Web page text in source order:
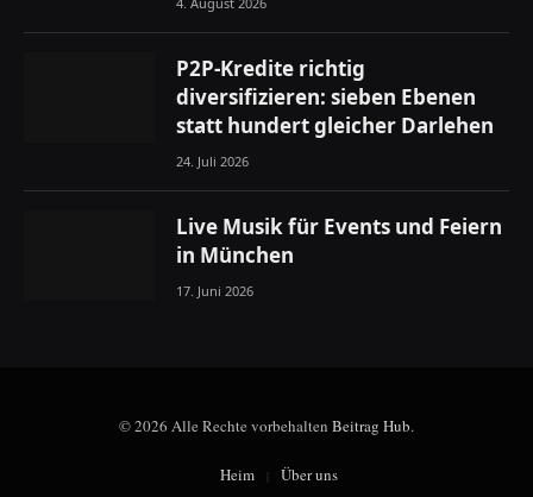
P2P-Kredite richtig
diversifizieren: sieben Ebenen
statt hundert gleicher Darlehen
24. Juli 2026
Live Musik für Events und Feiern
in München
17. Juni 2026
© 2026 Alle Rechte vorbehalten Beitrag Hub.
Heim Über uns